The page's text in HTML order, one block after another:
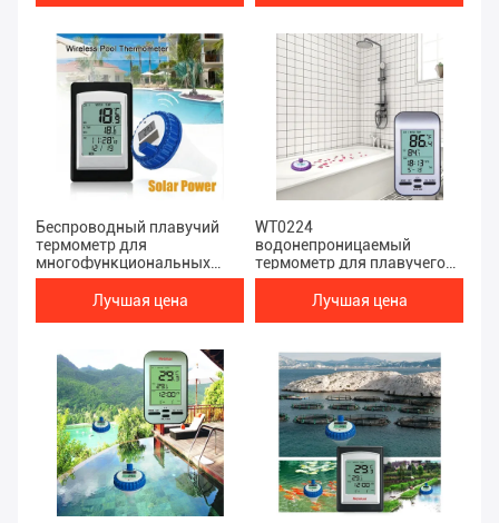
Беспроводный плавучий
термометр для
многофункциональных
бассейнов СПА и рыбных
прудов синий и белый
Лучшая цена
WT0224
водонепроницаемый
термометр для плавучего
бассейна с солнечной
энергией и диапазоном
Лучшая цена